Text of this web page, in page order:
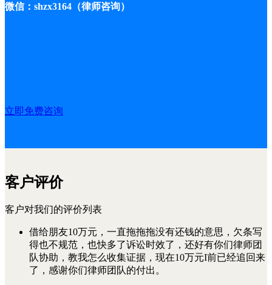
微信：shzx3164（律师咨询）
立即免费咨询
客户评价
客户对我们的评价列表
借给朋友10万元，一直拖拖拖没有还钱的意思，欠条写
得也不规范，也快多了诉讼时效了，还好有你们律师团
队协助，教我怎么收集证据，现在10万元I前已经追回来
了，感谢你们律师团队的付出。